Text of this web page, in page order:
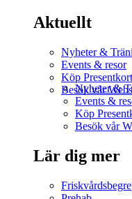
Aktuellt
Nyheter &
Events & resor
Köp
Besök vår
Nyheter &
Events &
Köp
Besök vår
Lär dig mer